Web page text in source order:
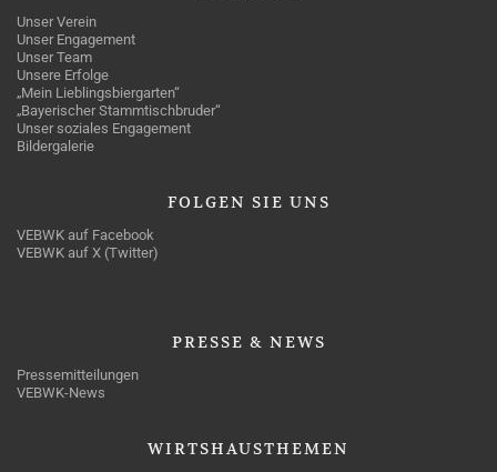
Unser Verein
Unser Engagement
Unser Team
Unsere Erfolge
„Mein Lieblingsbiergarten“
„Bayerischer Stammtischbruder“
Unser soziales Engagement
Bildergalerie
FOLGEN SIE UNS
VEBWK auf Facebook
VEBWK auf X (Twitter)
PRESSE & NEWS
Pressemitteilungen
VEBWK-News
WIRTSHAUSTHEMEN